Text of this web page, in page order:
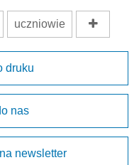
uczniowie
druku
nas
newsletter